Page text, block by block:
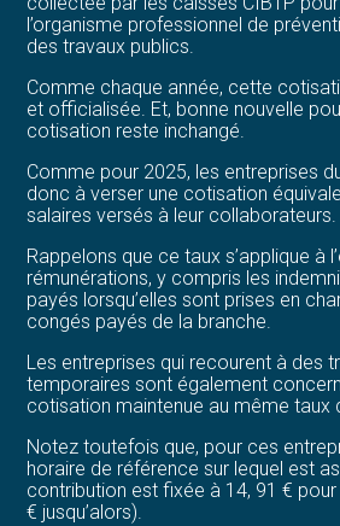
l’organisme professionnel de
des travaux publics.
Comme chaque année, cette
et officialisée. Et, bonne nouvelle
cotisation reste inchangé.
Comme pour 2025, les entreprises
donc à verser une cotisation
salaires versés à leur collaborateurs.
Rappelons que ce taux s’applique à
rémunérations, y compris les
payés lorsqu’elles sont prises en
congés payés de la branche.
Les entreprises qui recourent à des
temporaires sont également
cotisation maintenue au même taux
Notez toutefois que, pour ces
horaire de référence sur lequel est
contribution est fixée à 14, 91 €
€ jusqu’alors).